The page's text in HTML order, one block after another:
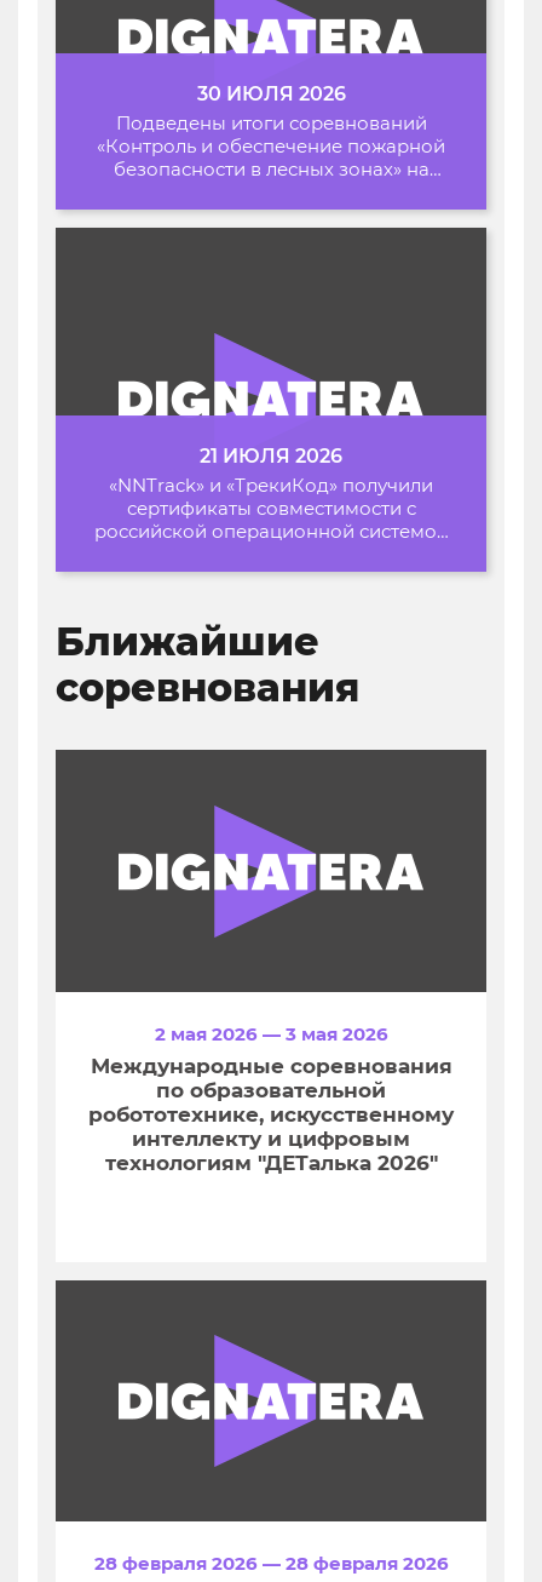
30 ИЮЛЯ 2026
Подведены итоги соревнований
«Контроль и обеспечение пожарной
безопасности в лесных зонах» на
21 ИЮЛЯ 2026
«NNTrack» и «ТрекиКод» получили
сертификаты совместимости с
российской операционной системой
Ближайшие
соревнования
2 мая 2026 — 3 мая 2026
Международные соревнования
по образовательной
робототехнике, искусственному
интеллекту и цифровым
технологиям "ДЕТалька 2026"
28 февраля 2026 — 28 февраля 2026